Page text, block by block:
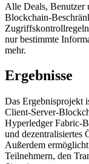
Alle Deals, Benutzer
Blockchain-
nur bestimmte
mehr.
Ergebnisse
Das Ergebnisprojekt
Client-Server-
Hyperledger Fabric-
und dezentralisiertes
Außerdem
Teilnehmern, den